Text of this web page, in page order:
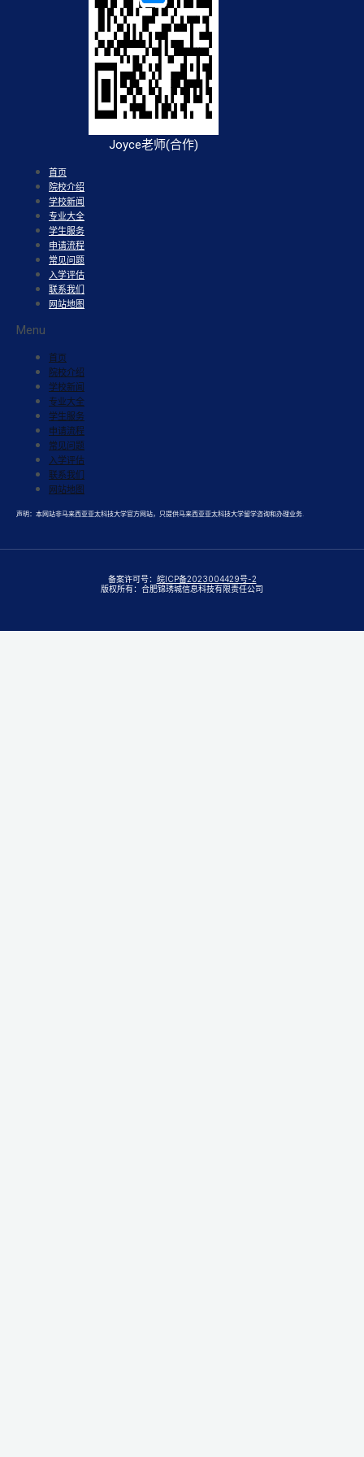
Joyce老师(合作)
首页
院校介绍
学校新闻
专业大全
学生服务
申请流程
常见问题
入学评估
联系我们
网站地图
Menu
首页
院校介绍
学校新闻
专业大全
学生服务
申请流程
常见问题
入学评估
联系我们
网站地图
声明：本网站非马来西亚亚太科技大学官方网站，只提供马来西亚亚太科技大学留学咨询和办理业务.
备案许可号： 皖ICP备2023004429号-2
版权所有：合肥锦琇城信息科技有限责任公司